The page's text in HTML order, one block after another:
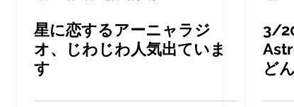
星に恋するアーニャラジ
オ、じわじわ人気出ていま
す
3/
ど